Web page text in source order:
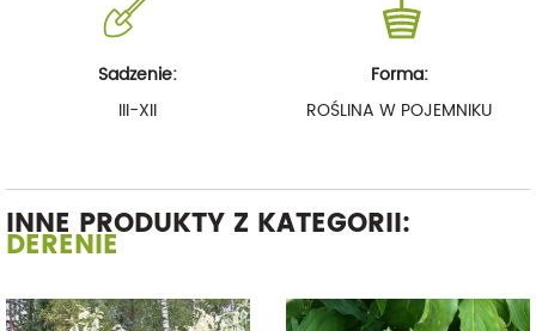
Sadzenie:
III-XII
Forma:
ROŚLINA W POJEMNIKU
INNE PRODUKTY Z KATEGORII:
DERENIE